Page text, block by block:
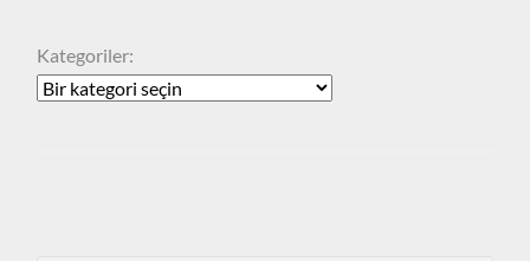
Kategoriler: